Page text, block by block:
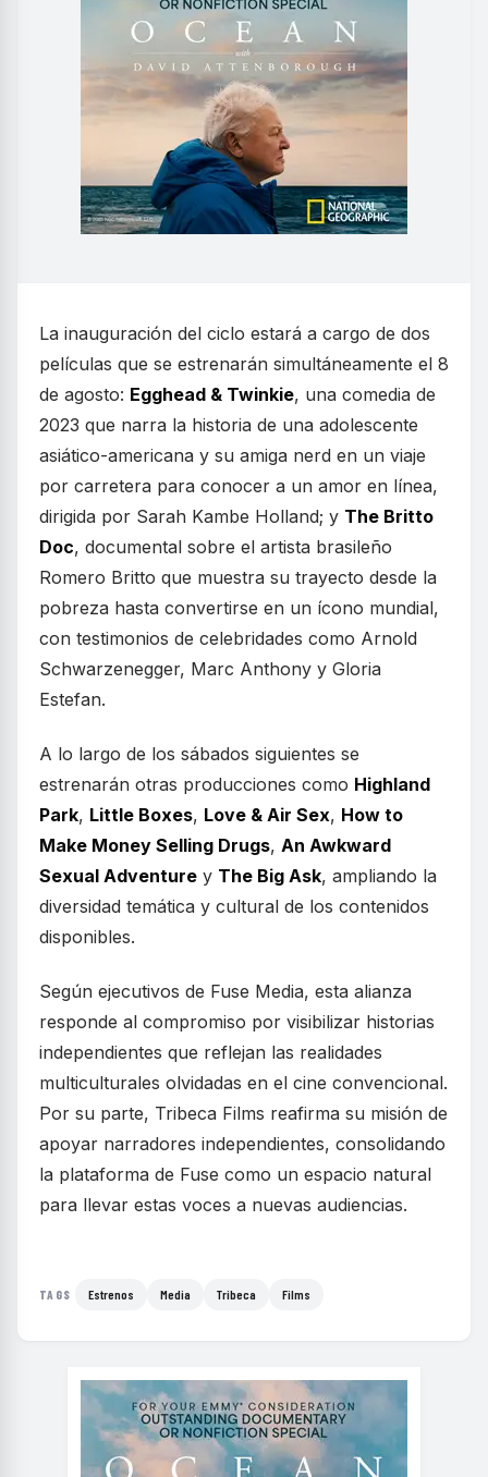
La inauguración del ciclo estará a cargo de dos
películas que se estrenarán simultáneamente el 8
de agosto: Egghead & Twinkie, una comedia de
2023 que narra la historia de una adolescente
asiático-americana y su amiga nerd en un viaje
por carretera para conocer a un amor en línea,
dirigida por Sarah Kambe Holland; y The Britto
Doc, documental sobre el artista brasileño
Romero Britto que muestra su trayecto desde la
pobreza hasta convertirse en un ícono mundial,
con testimonios de celebridades como Arnold
Schwarzenegger, Marc Anthony y Gloria
Estefan.
A lo largo de los sábados siguientes se
estrenarán otras producciones como Highland
Park, Little Boxes, Love & Air Sex, How to
Make Money Selling Drugs, An Awkward
Sexual Adventure y The Big Ask, ampliando la
diversidad temática y cultural de los contenidos
disponibles.
Según ejecutivos de Fuse Media, esta alianza
responde al compromiso por visibilizar historias
independientes que reflejan las realidades
multiculturales olvidadas en el cine convencional.
Por su parte, Tribeca Films reafirma su misión de
apoyar narradores independientes, consolidando
la plataforma de Fuse como un espacio natural
para llevar estas voces a nuevas audiencias.
TAGS Estrenos Media Tribeca Films